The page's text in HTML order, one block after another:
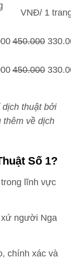
VNĐ/ 1
450.000
450.000
thuật bởi
thêm về dịch
Số 1?
lĩnh vực
người Nga
chính xác và